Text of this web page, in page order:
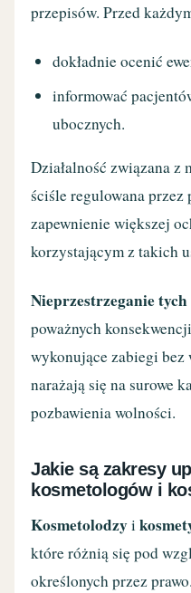
przepisów. Przed
dokładnie ocenić
informować
ubocznych.
Działalność związana z
ściśle regulowana przez
zapewnienie większej
korzystającym z takich
Nieprzestrzeganie tych
poważnych
wykonujące zabiegi
narażają się na surowe
pozbawienia wolności.
Jakie są zakresy
kosmetologów i
Kosmetolodzyi
które różnią się pod
określonych przez